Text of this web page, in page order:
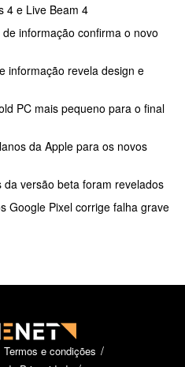
4 e Live Beam 4
informação confirma o novo
informação revela design e
PC mais pequeno para o final
da Apple para os novos
versão beta foram revelados
Google Pixel corrige falha grave
Termos e condições